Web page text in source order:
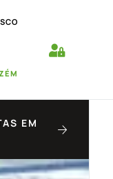
EM